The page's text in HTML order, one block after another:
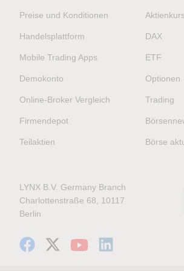
Preise und Konditionen
Handelsplattform
Mobile Trading Apps
Demokonto
Online-Broker Vergleich
Firmendepot
Teilaktien
DAX
ETF
Optionen
Trading
Börse
LYNX B.V. Germany Branch
Charlottenstraße 68, 10117
Berlin